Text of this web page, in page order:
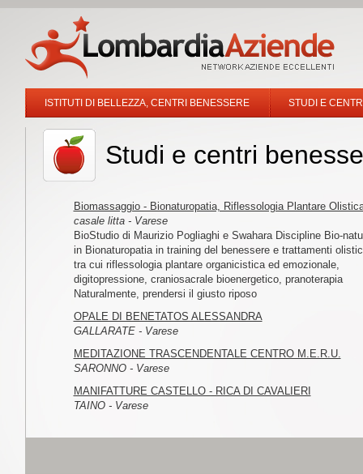
ISTITUTI DI BELLEZZA, CENTRI BENESSERE STUDI E
Studi e centri
Biomassaggio - Bionaturopatia, Riflessologia Plantare
casale litta - Varese
BioStudio di Maurizio Pogliaghi e Swahara Discipline Bio-
in Bionaturopatia in training del benessere e trattamenti
tra cui riflessologia plantare organicistica ed emozionale,
digitopressione, craniosacrale bioenergetico, pranoterapia
Naturalmente, prendersi il giusto riposo
OPALE DI BENETATOS ALESSANDRA
GALLARATE - Varese
MEDITAZIONE TRASCENDENTALE CENTRO M.E.R.U.
SARONNO - Varese
MANIFATTURE CASTELLO - RICA DI CAVALIERI
TAINO - Varese